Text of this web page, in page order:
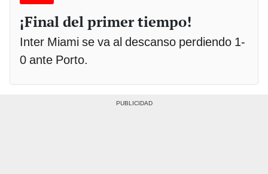
¡Final del primer tiempo!
Inter Miami se va al descanso perdiendo 1-
0 ante Porto.